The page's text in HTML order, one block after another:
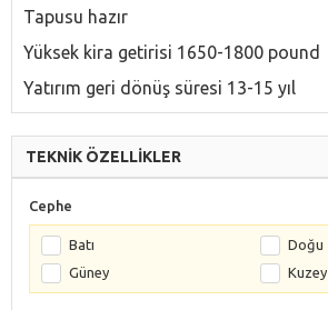
Tapusu hazır
Yüksek kira getirisi 1650-1800 pound
Yatırım geri dönüş süresi 13-15 yıl
TEKNİK ÖZELLİKLER
Cephe
Batı
Doğu
Güney
Kuzey